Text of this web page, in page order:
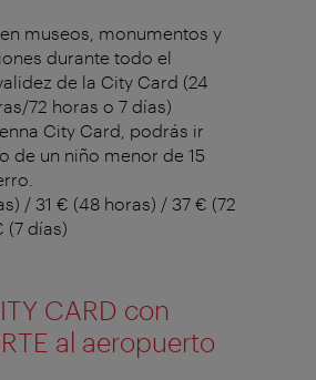
museos, monumentos y
durante todo el
de la City Card (24
72 horas o 7 días)
City Card, podrás ir
de un niño menor de 15
/ 31 € (48 horas) / 37 € (72
(7 días)
CARD con
al aeropuerto